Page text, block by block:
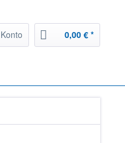
0,00 € *